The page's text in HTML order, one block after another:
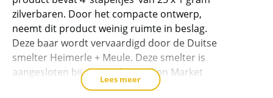
Zilverbaar
aantal
zilverbaren. Door het compacte ontwerp,
neemt dit product weinig ruimte in beslag.
Deze baar wordt vervaardigd door de Duitse
smelter Heimerle + Meule. Deze smelter is
aangesloten bij de London Bullion Market
Association (LBMA). Hierdoor is de kwaliteit en
Lees meer